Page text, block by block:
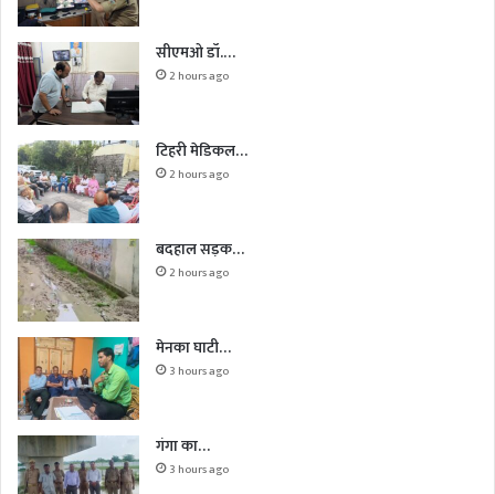
सीएमओ डॉ.…
2 hours ago
टिहरी मेडिकल…
2 hours ago
बदहाल सड़क…
2 hours ago
मेनका घाटी…
3 hours ago
गंगा का…
3 hours ago